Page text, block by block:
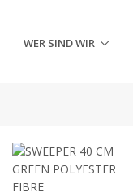
WER SIND WIR